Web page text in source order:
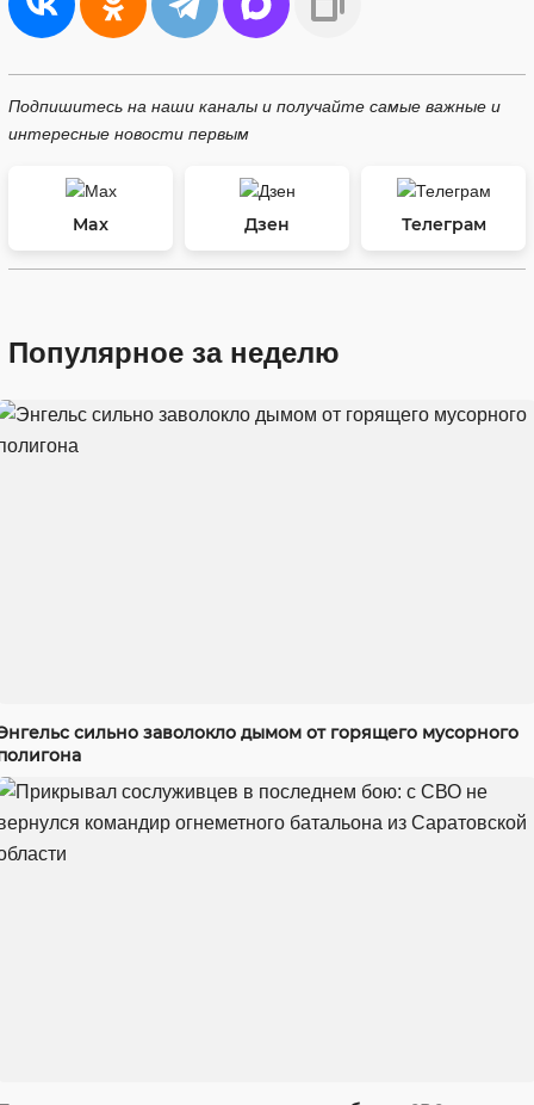
Подпишитесь на наши каналы и получайте самые важные и
интересные новости первым
Max Дзен Телеграм
Популярное за неделю
сильно заволокло дымом от горящего мусорного